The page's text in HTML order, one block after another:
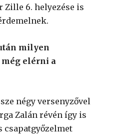
Zille 6. helyezése is
milyen
elérni a
négy versenyzővel
Zalán révén így is
csapatgyőzelmet